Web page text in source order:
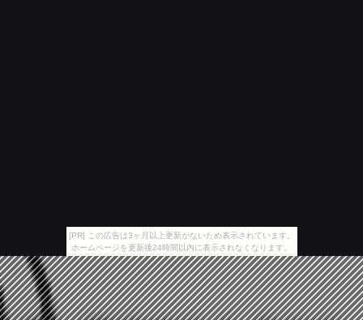
[PR] この広告は3ヶ月以上更新がないため表示されています。
ホームページを更新後24時間以内に表示されなくなります。